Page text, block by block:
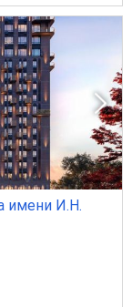
имени И.Н.